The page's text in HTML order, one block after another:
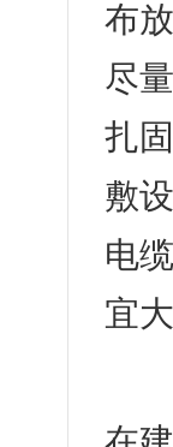
布
尽
扎
敷
电
宜